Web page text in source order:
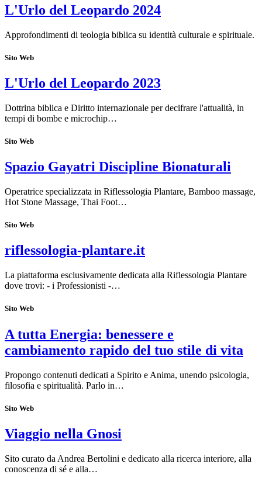
L'Urlo del Leopardo 2024
Approfondimenti di teologia biblica su identità culturale e spirituale.
Sito Web
L'Urlo del Leopardo 2023
Dottrina biblica e Diritto internazionale per decifrare l'attualità, in
tempi di bombe e microchip…
Sito Web
Spazio Gayatri Discipline Bionaturali
Operatrice specializzata in Riflessologia Plantare, Bamboo massage,
Hot Stone Massage, Thai Foot…
Sito Web
riflessologia-plantare.it
La piattaforma esclusivamente dedicata alla Riflessologia Plantare
dove trovi: - i Professionisti -…
Sito Web
A tutta Energia: benessere e
cambiamento rapido del tuo stile di vita
Propongo contenuti dedicati a Spirito e Anima, unendo psicologia,
filosofia e spiritualità. Parlo in…
Sito Web
Viaggio nella Gnosi
Sito curato da Andrea Bertolini e dedicato alla ricerca interiore, alla
conoscenza di sé e alla…